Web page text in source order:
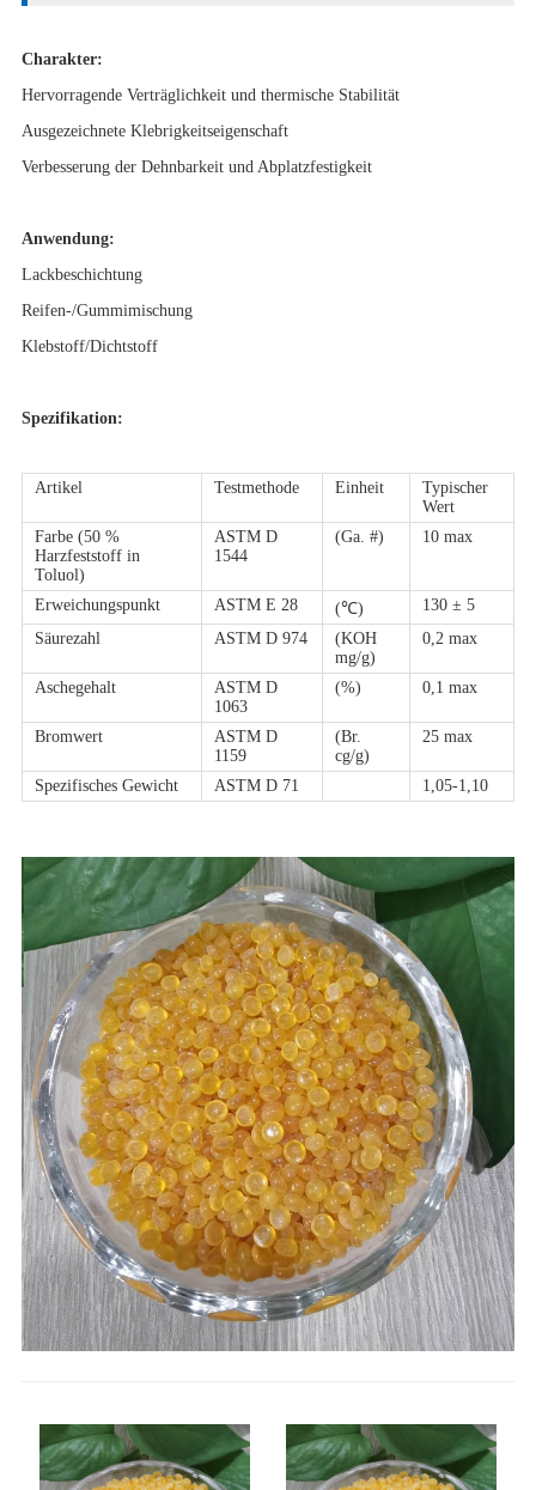
Charakter:
Hervorragende Verträglichkeit und thermische Stabilität
Ausgezeichnete Klebrigkeitseigenschaft
Verbesserung der Dehnbarkeit und Abplatzfestigkeit
Anwendung:
Lackbeschichtung
Reifen-/Gummimischung
Klebstoff/Dichtstoff
Spezifikation:
Artikel Testmethode Einheit
Typischer
Wert
Farbe (50 %
Harzfeststoff in
Toluol)
ASTM D
1544
(Ga. #) 10 max
Erweichungspunkt ASTM E 28 (℃)
130 ± 5
Säurezahl
ASTM D 974
(KOH
mg/g)
0,2 max
Aschegehalt
ASTM D
1063
(%) 0,1 max
Bromwert
ASTM D
1159
(Br.
cg/g)
25 max
Spezifisches Gewicht ASTM D 71 1,05-1,10